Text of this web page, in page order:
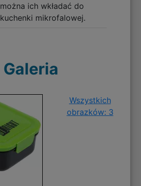
można ich wkładać do
kuchenki mikrofalowej.
Galeria
Wszystkich
obrazków: 3